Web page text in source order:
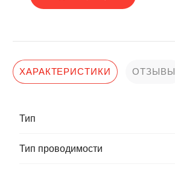
ХАРАКТЕРИСТИКИ ОТЗЫВЫ
Тип
Тип проводимости